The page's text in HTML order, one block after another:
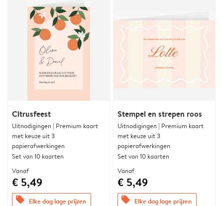
Citrusfeest
Uitnodigingen | Premium kaart
met keuze uit 3
papierafwerkingen
Set van 10 kaarten
Vanaf
€ 5,49
offers Elke dag lage prijzen
Stempel en strepen roos
Uitnodigingen | Premium kaart
met keuze uit 3
papierafwerkingen
Set van 10 kaarten
Vanaf
€ 5,49
offers Elke dag lage prijzen